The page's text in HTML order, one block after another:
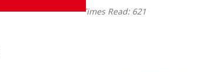
Times Read: 621